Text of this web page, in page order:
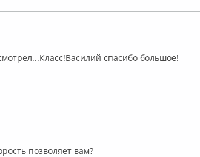
спасибо большое!
позволяет вам?